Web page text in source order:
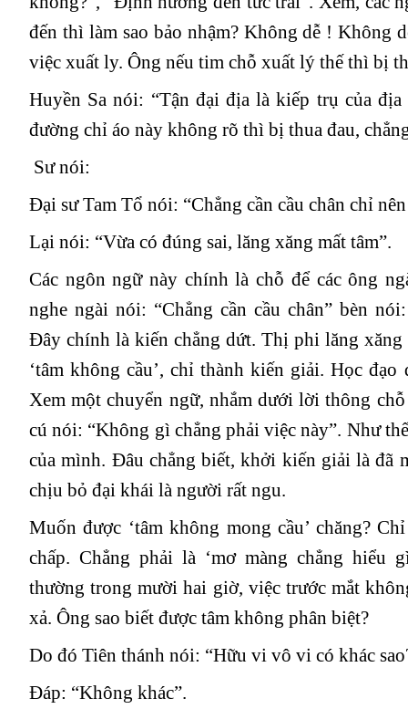
đến thì làm sao bảo nhậm? Không dễ ! Không
việc xuất ly. Ông nếu tim chỗ xuất lý thế thì bị
Huyền Sa nói: “Tận đại địa là kiếp trụ của
đường chỉ áo này không rõ thì bị thua đau,
Sư nói:
Đại sư Tam Tổ nói: “Chẳng cần cầu chân chỉ
Lại nói: “Vừa có đúng sai, lăng xăng mất tâm”.
Các ngôn ngữ này chính là chỗ để các ông
nghe ngài nói: “Chẳng cần cầu chân” bèn
Đây chính là kiến chẳng dứt. Thị phi lăng xăng
‘tâm không cầu’, chỉ thành kiến giải. Học
Xem một chuyển ngữ, nhắm dưới lời thông
cú nói: “Không gì chẳng phải việc này”. Như
của mình. Đâu chẳng biết, khởi kiến giải là đã
chịu bỏ đại khái là người rất ngu.
Muốn được ‘tâm không mong cầu’ chăng?
chấp. Chẳng phải là ‘mơ màng chẳng hiểu
thường trong mười hai giờ, việc trước mắt
xả. Ông sao biết được tâm không phân biệt?
Do đó Tiên thánh nói: “Hữu vi vô vi có khác
Đáp: “Không khác”.